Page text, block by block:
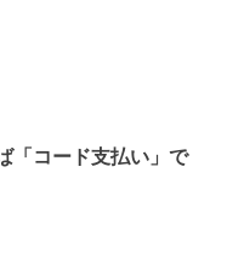
「コード支払い」で